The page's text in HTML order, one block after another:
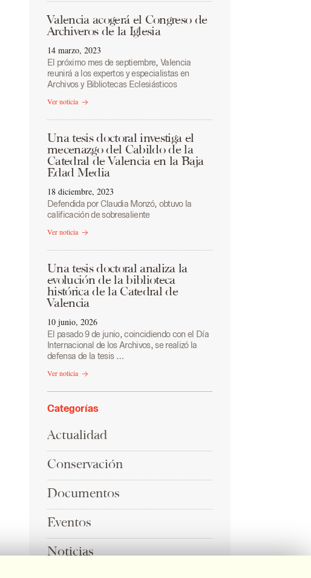
Valencia acogerá el Congreso de
Archiveros de la Iglesia
14 marzo, 2023
El próximo mes de septiembre, Valencia
reunirá a los expertos y especialistas en
Archivos y Bibliotecas Eclesiásticos
Ver noticia
Una tesis doctoral investiga el
mecenazgo del Cabildo de la
Catedral de Valencia en la Baja
Edad Media
18 diciembre, 2023
Defendida por Claudia Monzó, obtuvo la
calificación de sobresaliente
Ver noticia
Una tesis doctoral analiza la
evolución de la biblioteca
histórica de la Catedral de
Valencia
10 junio, 2026
El pasado 9 de junio, coincidiendo con el Día
Internacional de los Archivos, se realizó la
defensa de la tesis …
Ver noticia
Categorías
Actualidad
Conservación
Documentos
Eventos
Noticias